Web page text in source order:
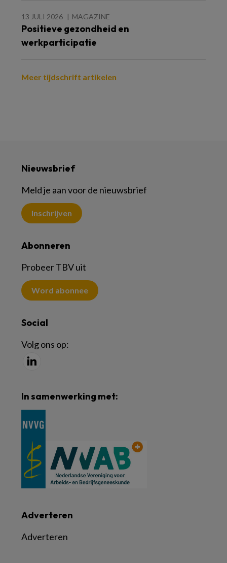
13 JULI 2026 MAGAZINE
Positieve gezondheid en
werkparticipatie
Meer tijdschrift artikelen
Nieuwsbrief
Meld je aan voor de nieuwsbrief
Inschrijven
Abonneren
Probeer TBV uit
Word abonnee
Social
Volg ons op:
Adverteren
Adverteren
In samenwerking met: